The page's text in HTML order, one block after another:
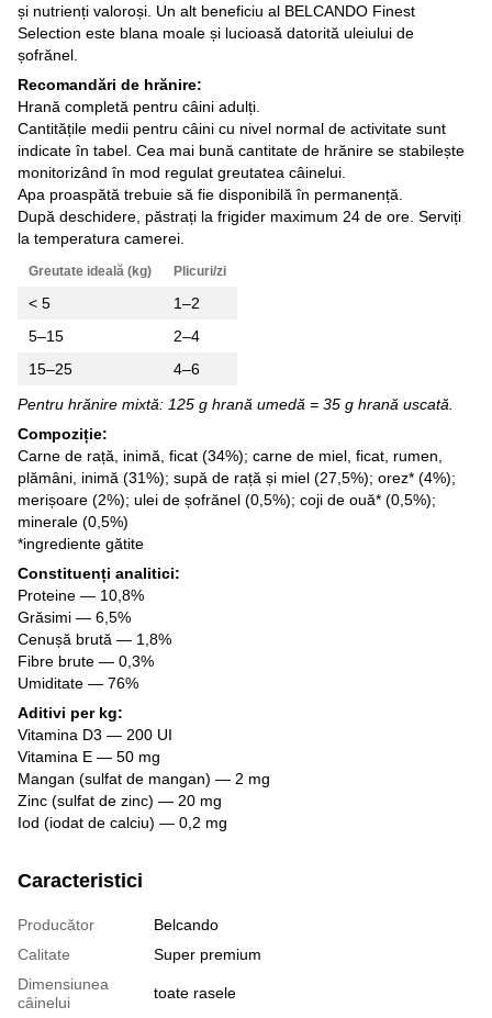
și nutrienți valoroși. Un alt beneficiu al BELCANDO Finest
Selection este blana moale și lucioasă datorită uleiului de
șofrănel.
Recomandări de hrănire:
Hrană completă pentru câini adulți.
Cantitățile medii pentru câini cu nivel normal de activitate sunt
indicate în tabel. Cea mai bună cantitate de hrănire se stabilește
monitorizând în mod regulat greutatea câinelui.
Apa proaspătă trebuie să fie disponibilă în permanență.
După deschidere, păstrați la frigider maximum 24 de ore. Serviți
la temperatura camerei.
Greutate ideală (kg) Plicuri/zi
< 5
1–2
5–15
2–4
15–25
4–6
Pentru hrănire mixtă: 125 g hrană umedă = 35 g hrană uscată.
Compoziție:
Carne de rață, inimă, ficat (34%); carne de miel, ficat, rumen,
plămâni, inimă (31%); supă de rață și miel (27,5%); orez* (4%);
merișoare (2%); ulei de șofrănel (0,5%); coji de ouă* (0,5%);
minerale (0,5%)
*ingrediente gătite
Constituenți analitici:
Proteine — 10,8%
Grăsimi — 6,5%
Cenușă brută — 1,8%
Fibre brute — 0,3%
Umiditate — 76%
Aditivi per kg:
Vitamina D3 — 200 UI
Vitamina E — 50 mg
Mangan (sulfat de mangan) — 2 mg
Zinc (sulfat de zinc) — 20 mg
Iod (iodat de calciu) — 0,2 mg
Caracteristici
Producător
Belcando
Calitate
Super premium
Dimensiunea
câinelui
toate rasele